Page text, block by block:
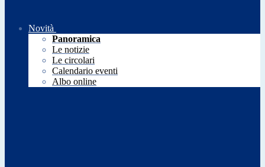
Novità
Panoramica
Le notizie
Le circolari
Calendario eventi
Albo online